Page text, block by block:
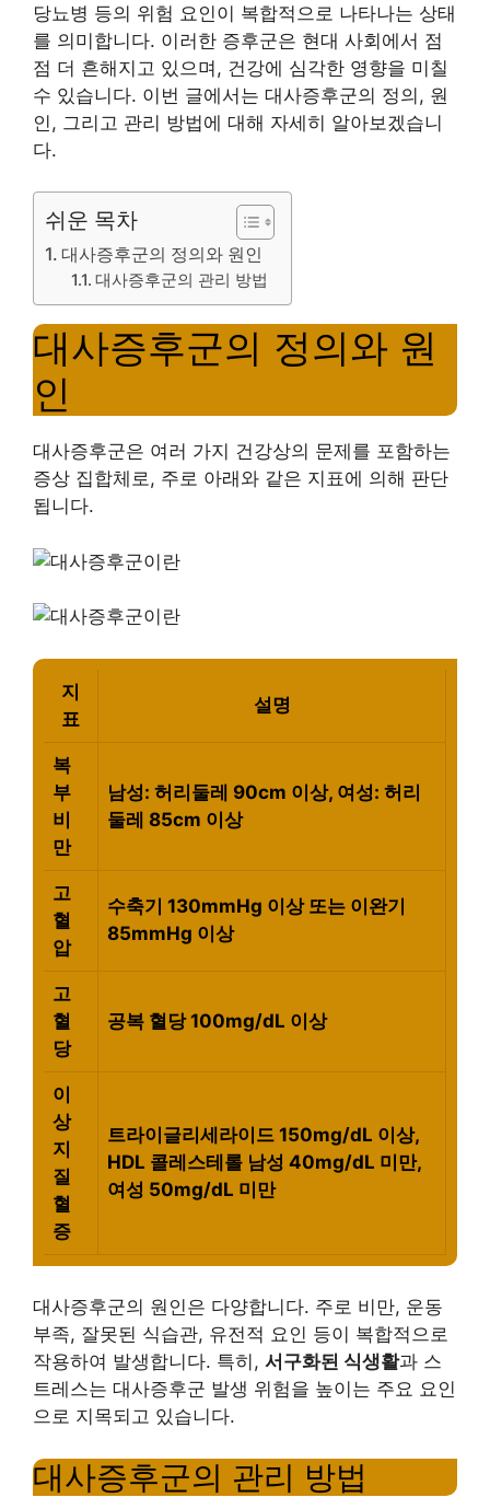
당뇨병 등의 위험 요인이 복합적으로 나타나는 상태
를 의미합니다. 이러한 증후군은 현대 사회에서 점
점 더 흔해지고 있으며, 건강에 심각한 영향을 미칠
수 있습니다. 이번 글에서는 대사증후군의 정의, 원
인, 그리고 관리 방법에 대해 자세히 알아보겠습니
다.
쉬운 목차
대사증후군의 정의와 원인
대사증후군의 관리 방법
대사증후군의 정의와 원
인
대사증후군은 여러 가지 건강상의 문제를 포함하는
증상 집합체로, 주로 아래와 같은 지표에 의해 판단
됩니다.
지
표
설명
복
부
비
만
남성: 허리둘레 90cm 이상, 여성: 허리
둘레 85cm 이상
고
혈
압
수축기 130mmHg 이상 또는 이완기
85mmHg 이상
고
혈
당
공복 혈당 100mg/dL 이상
이
상
지
질
혈
증
트라이글리세라이드 150mg/dL 이상,
HDL 콜레스테롤 남성 40mg/dL 미만,
여성 50mg/dL 미만
대사증후군의 원인은 다양합니다. 주로 비만, 운동
부족, 잘못된 식습관, 유전적 요인 등이 복합적으로
작용하여 발생합니다. 특히, 서구화된 식생활과 스
트레스는 대사증후군 발생 위험을 높이는 주요 요인
으로 지목되고 있습니다.
대사증후군의 관리 방법